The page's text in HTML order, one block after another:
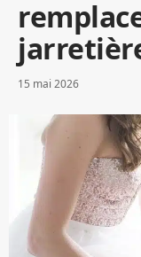
15 mai 2026